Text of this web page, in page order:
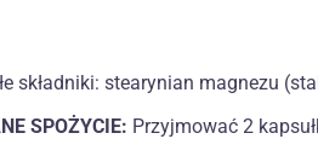
składniki: stearynian magnezu
SPOŻYCIE: Przyjmować 2